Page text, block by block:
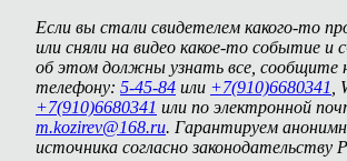
Если вы стали свидетелем какого-то
или сняли на видео какое-то событие и
об этом должны узнать все, сообщите
телефону: 5-45-84 или +7(910)6680341
+7(910)6680341 или по электронной
m.kozirev@168.ru. Гарантируем
источника согласно законодательству